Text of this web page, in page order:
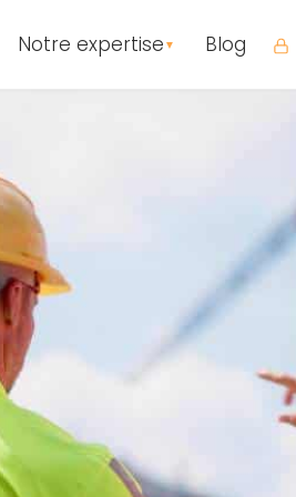
Notre expertise ▼ Blog